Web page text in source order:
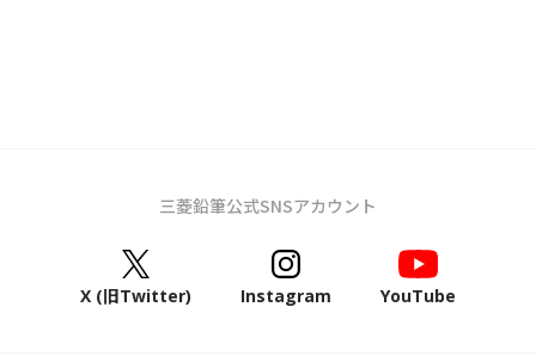
三菱鉛筆公式SNSアカウント
X (旧Twitter) Instagram YouTube